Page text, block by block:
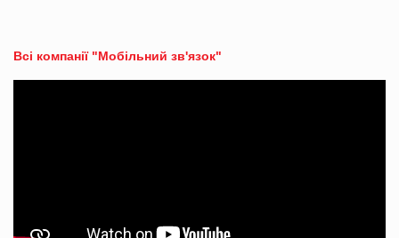
Всі компанії "Мобільний зв'язок"